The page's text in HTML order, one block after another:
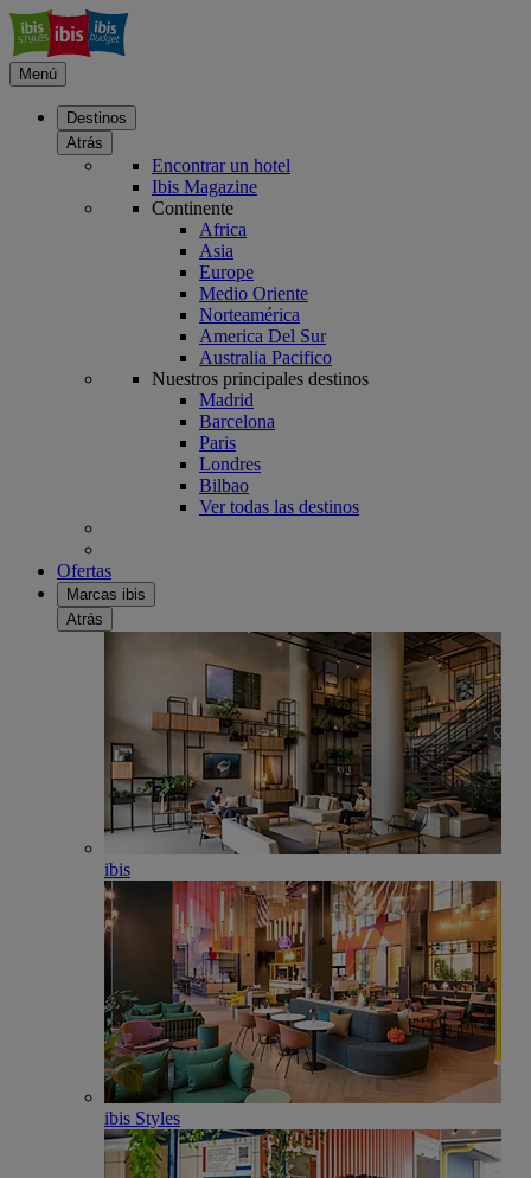
Menú
Destinos
Atrás
Encontrar un hotel
Ibis Magazine
Continente
Africa
Asia
Europe
Medio Oriente
Norteamérica
America Del Sur
Australia Pacifico
Nuestros principales destinos
Madrid
Barcelona
Paris
Londres
Bilbao
Ver todas las destinos
Ofertas
Marcas ibis
Atrás
ibis
ibis Styles